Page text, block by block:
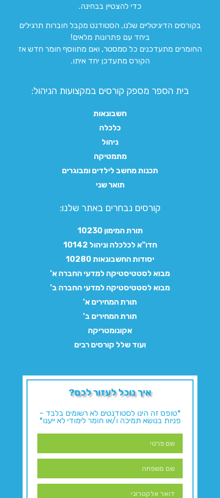
כדי להצטיין בבחינה.
בקורסים הדיגיטליים שלנו, הסטודנט מקבל חוברות תרגילים
ביחד עם פתרונות מלאים!
החומרים מתעדכנים כל סמסטר, ואם מתווסף חומר חדש אז
הקורס מתעדכן יחד איתו.
בית הספר מספק קורסים במקצועות הניהול:
חשבונאות
כלכלה
ניהול
מתמטיקה
תכנות מחשב לילדים ומבוגרים
תואר שני
קורסים נבחרים באתר שלנו:​
תורת המימון 10230
חדו"א לכלכלה וניהול 10142
יסודות החשבונאות 10280
מבוא לסטטיסטיקה למדעי החברה א'
מבוא לסטטיסטיקה למדעי החברה ב'
תורת המחירים א'
תורת המחירים ב'
אקונומטריקה
ועוד שלל קורסים רבים
איך נוכל לעזור לכם?
*טופס זה הינו לסטודנטים לא רשומים בלבד –
פניות בנושא תמיכה ו/או חומר לימודי לא ייענו*